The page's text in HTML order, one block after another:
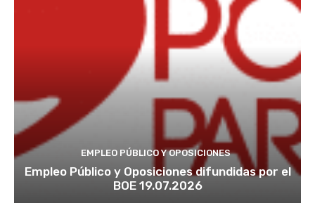
EMPLEO PÚBLICO Y OPOSICIONES
Empleo Público y Oposiciones difundidas por el
BOE 19.07.2026